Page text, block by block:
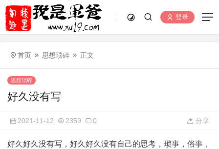
登录
首页 思想琐碎 正文
思想琐碎
好久没有写
2021-11-12 2359 0 分享
好久好久没有写，好久好久没有自己的思考，琐事，俗事，